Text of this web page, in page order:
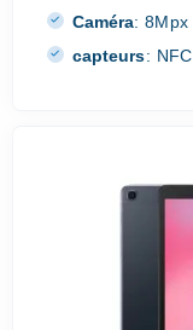
Caméra: 8Mpx
capteurs: NFC